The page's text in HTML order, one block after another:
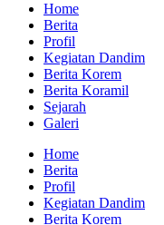
Home
Berita
Profil
Kegiatan Dandim
Berita Korem
Berita Koramil
Sejarah
Galeri
Home
Berita
Profil
Kegiatan Dandim
Berita Korem